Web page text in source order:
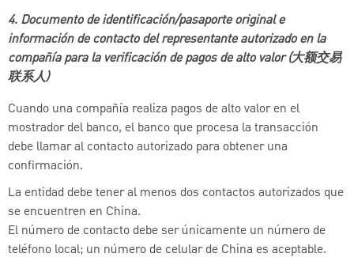
4. Documento de identificación/pasaporte original e
información de contacto del representante autorizado en la
compañía para la verificación de pagos de alto valor (大额交易
联系人)
Cuando una compañía realiza pagos de alto valor en el
mostrador del banco, el banco que procesa la transacción
debe llamar al contacto autorizado para obtener una
confirmación.
La entidad debe tener al menos dos contactos autorizados que
se encuentren en China.
El número de contacto debe ser únicamente un número de
teléfono local; un número de celular de China es aceptable.